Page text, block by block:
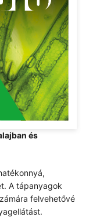
és
A tápanyagok
felvehetővé